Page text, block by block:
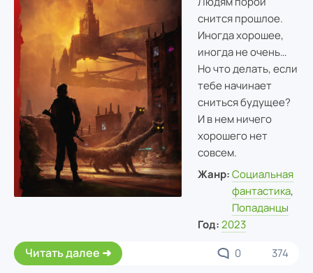
снится прошлое.
Иногда хорошее,
иногда не очень…
Но что делать, если
тебе начинает
сниться будущее?
И в нем ничего
хорошего нет
совсем.
Жанр: Социальная
фантастика,
Попаданцы
Год: 2023
Читать далее 0 374